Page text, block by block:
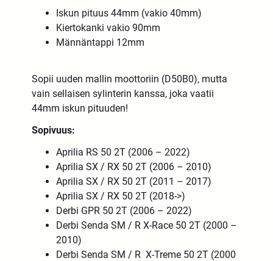
Iskun pituus 44mm (vakio 40mm)
Kiertokanki vakio 90mm
Männäntappi 12mm
Sopii uuden mallin moottoriin (D50B0), mutta
vain sellaisen sylinterin kanssa, joka vaatii
44mm iskun pituuden!
Sopivuus:
Aprilia RS 50 2T (2006 – 2022)
Aprilia SX / RX 50 2T (2006 – 2010)
Aprilia SX / RX 50 2T (2011 – 2017)
Aprilia SX / RX 50 2T (2018->)
Derbi GPR 50 2T (2006 – 2022)
Derbi Senda SM / R X-Race 50 2T (2000 –
2010)
Derbi Senda SM / R X-Treme 50 2T (2000